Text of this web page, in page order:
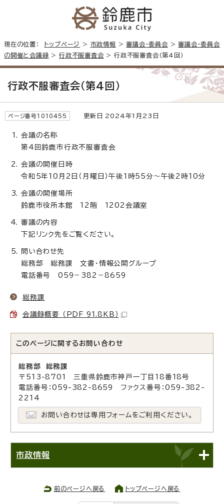
現在の位置： トップページ > 市政情報 >審議会・委員会 >審議会・委員会
の開催と会議録 >行政不服審査会 > 行政不服審査会（第4回）
行政不服審査会（第4回）
ページ番号1010455 更新日 2024年1月23日
会議の名称
第4回鈴鹿市行政不服審査会
会議の開催日時
令和5年10月2日（月曜日）午後1時55分～午後2時10分
会議の開催場所
鈴鹿市役所本館 12階 1202会議室
審議の内容
下記リンク先をご覧ください。
問い合わせ先
総務部 総務課 文書・情報公開グループ
電話番号 059－382－8659
総務課
会議録概要 （PDF 91.8KB）
このページに関する お問い合わせ
総務部 総務課
〒513-8701 三重県鈴鹿市神戸一丁目18番18号
電話番号：059-382-8659 ファクス番号：059-382-
2214
お問い合わせは専用フォームをご利用ください。
市政情報
前のページへ戻る トップページへ戻る